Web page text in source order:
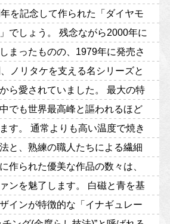
を記念して作られた「ダイヤモ
でしょう。 残念ながら2000年に
まったものの、1979年に発売さ
ノリタケを支える名シリーズと
ら愛されていました。 最大の特
でも世界最高峰と謳われるほど
す。 通常よりも高い温度で焼き
と、熟練の職人たちによる繊細
作られた優美な作品の数々は、
ンを魅了します。 白磁と青を基
インが特徴的な「イナギュレー